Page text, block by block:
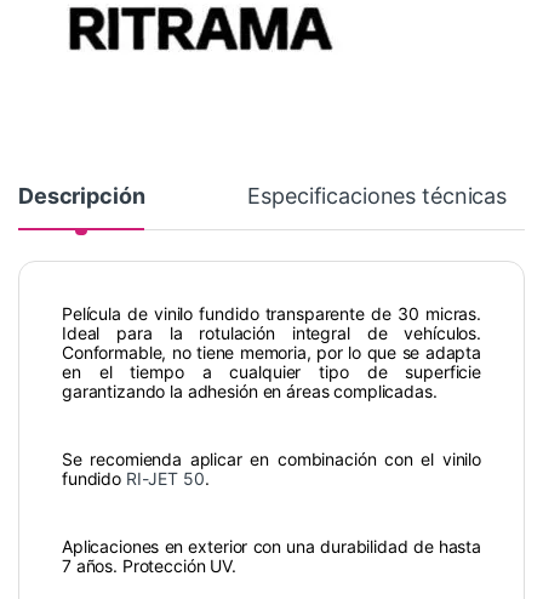
Descripción Especificaciones técnicas
Película de vinilo fundido transparente de 30 micras.
Ideal para la rotulación integral de vehículos.
Conformable, no tiene memoria, por lo que se adapta
en el tiempo a cualquier tipo de superficie
garantizando la adhesión en áreas complicadas.
Se recomienda aplicar en combinación con el vinilo
fundido RI-JET 50.
Aplicaciones en exterior con una durabilidad de hasta
7 años. Protección UV.